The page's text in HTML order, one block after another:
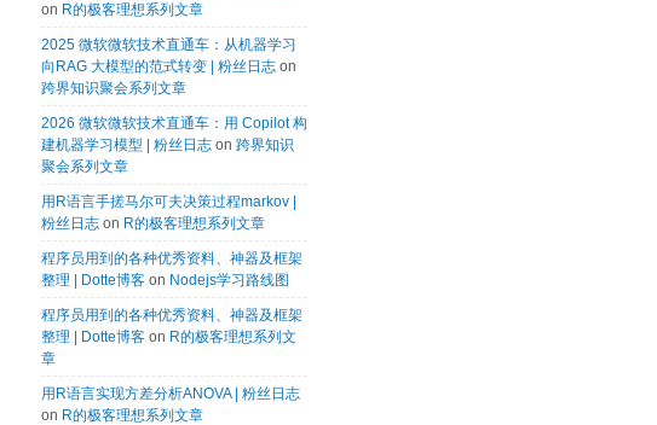
on R的极客理想系列文章
2025 微软微软技术直通车：从机器学习
向RAG 大模型的范式转变 | 粉丝日志 on
跨界知识聚会系列文章
2026 微软微软技术直通车：用 Copilot 构
建机器学习模型 | 粉丝日志 on 跨界知识
聚会系列文章
用R语言手搓马尔可夫决策过程markov |
粉丝日志 on R的极客理想系列文章
程序员用到的各种优秀资料、神器及框架
整理 | Dotte博客 on Nodejs学习路线图
程序员用到的各种优秀资料、神器及框架
整理 | Dotte博客 on R的极客理想系列文
章
用R语言实现方差分析ANOVA | 粉丝日志
on R的极客理想系列文章